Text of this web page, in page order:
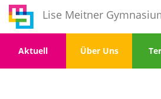
Direkt
zum
Inhalt
Lise Meitner
Menu
1
Aktuell
Menu
2
Über Uns
3